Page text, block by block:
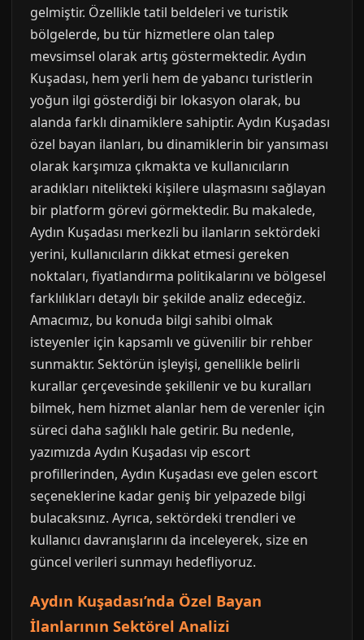
gelmiştir. Özellikle tatil beldeleri ve turistik
bölgelerde, bu tür hizmetlere olan talep
mevsimsel olarak artış göstermektedir. Aydın
Kuşadası, hem yerli hem de yabancı turistlerin
yoğun ilgi gösterdiği bir lokasyon olarak, bu
alanda farklı dinamiklere sahiptir. Aydın Kuşadası
özel bayan ilanları, bu dinamiklerin bir yansıması
olarak karşımıza çıkmakta ve kullanıcıların
aradıkları nitelikteki kişilere ulaşmasını sağlayan
bir platform görevi görmektedir. Bu makalede,
Aydın Kuşadası merkezli bu ilanların sektördeki
yerini, kullanıcıların dikkat etmesi gereken
noktaları, fiyatlandırma politikalarını ve bölgesel
farklılıkları detaylı bir şekilde analiz edeceğiz.
Amacımız, bu konuda bilgi sahibi olmak
isteyenler için kapsamlı ve güvenilir bir rehber
sunmaktır. Sektörün işleyişi, genellikle belirli
kurallar çerçevesinde şekillenir ve bu kuralları
bilmek, hem hizmet alanlar hem de verenler için
süreci daha sağlıklı hale getirir. Bu nedenle,
yazımızda Aydın Kuşadası vip escort
profillerinden, Aydın Kuşadası eve gelen escort
seçeneklerine kadar geniş bir yelpazede bilgi
bulacaksınız. Ayrıca, sektördeki trendleri ve
kullanıcı davranışlarını da inceleyerek, size en
güncel verileri sunmayı hedefliyoruz.
Aydın Kuşadası’nda Özel Bayan
İlanlarının Sektörel Analizi